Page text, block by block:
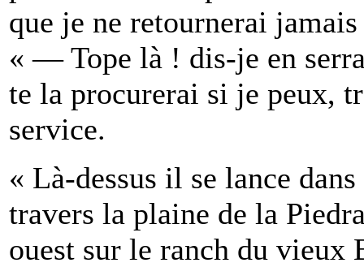
que je ne retournerai
« — Tope là ! dis-je en
te la procurerai si je peux,
service.
« Là-dessus il se lance
travers la plaine de la
ouest sur le ranch du